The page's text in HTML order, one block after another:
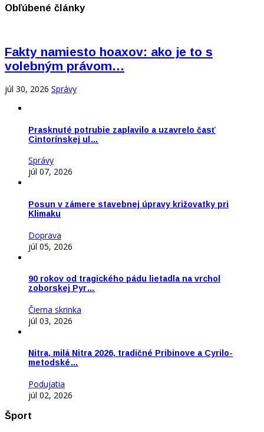
Obľúbené články
Fakty namiesto hoaxov: ako je to s
volebným právom…
júl 30, 2026 Správy
Prasknuté potrubie zaplavilo a uzavrelo časť
Cintorínskej ul…
Správy
júl 07, 2026
Posun v zámere stavebnej úpravy križovatky pri
Klimaku
Doprava
júl 05, 2026
90 rokov od tragického pádu lietadla na vrchol
zoborskej Pyr…
Čierna skrinka
júl 03, 2026
Nitra, milá Nitra 2026, tradičné Pribinove a Cyrilo-
metodské…
Podujatia
júl 02, 2026
Šport